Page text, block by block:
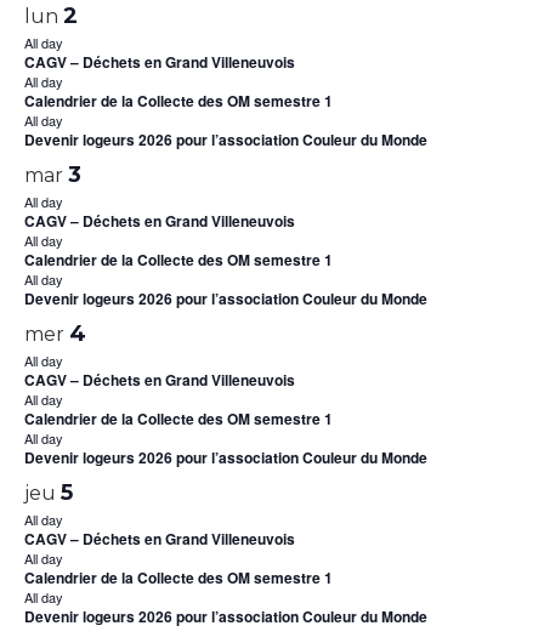
lun 2
All day
CAGV – Déchets en Grand Villeneuvois
All day
Calendrier de la Collecte des OM semestre 1
All day
Devenir logeurs 2026 pour l’association Couleur du Monde
mar 3
All day
CAGV – Déchets en Grand Villeneuvois
All day
Calendrier de la Collecte des OM semestre 1
All day
Devenir logeurs 2026 pour l’association Couleur du Monde
mer 4
All day
CAGV – Déchets en Grand Villeneuvois
All day
Calendrier de la Collecte des OM semestre 1
All day
Devenir logeurs 2026 pour l’association Couleur du Monde
jeu 5
All day
CAGV – Déchets en Grand Villeneuvois
All day
Calendrier de la Collecte des OM semestre 1
All day
Devenir logeurs 2026 pour l’association Couleur du Monde